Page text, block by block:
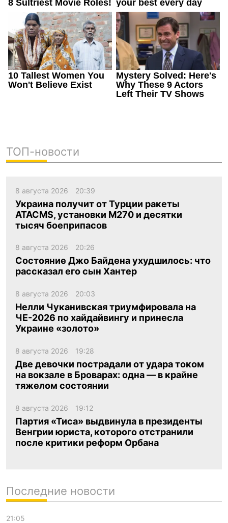
ТОП-новости
8 августа 2026 20:39
Украина получит от Турции ракеты
ATACMS, установки M270 и десятки
тысяч боеприпасов
8 августа 2026 20:26
Состояние Джо Байдена ухудшилось: что
рассказал его сын Хантер
8 августа 2026 20:03
Нелли Чуканивская триумфировала на
ЧЕ-2026 по хайдайвингу и принесла
Украине «золото»
8 августа 2026 19:28
Две девочки пострадали от удара током
на вокзале в Броварах: одна — в крайне
тяжелом состоянии
8 августа 2026 19:12
Партия «Тиса» выдвинула в президенты
Венгрии юриста, которого отстранили
после критики реформ Орбана
Последние новости
21:05